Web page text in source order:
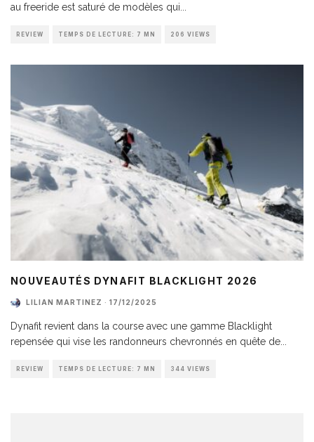
au freeride est saturé de modèles qui
REVIEW TEMPS DE LECTURE: 7 MN 206 VIEWS
NOUVEAUTÉS DYNAFIT BLACKLIGHT 2026
LILIAN MARTINEZ · 17/12/2025
Dynafit revient dans la course avec une gamme Blacklight
repensée qui vise les randonneurs chevronnés en quête de
REVIEW TEMPS DE LECTURE: 7 MN 344 VIEWS